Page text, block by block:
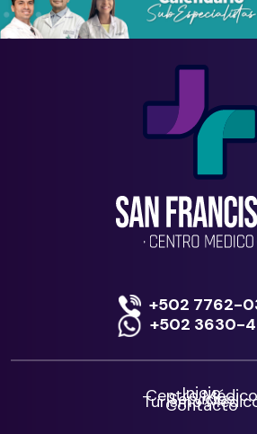
+502 7762-
+502 3630-
Inicio
Centro Médico
Servicios
Turismo
Contacto